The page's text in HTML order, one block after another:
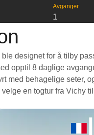
Avganger
1
designet for å tilby
opptil 8 daglige
med behagelige seter,
en togtur fra Vichy